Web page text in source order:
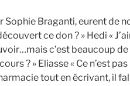
Sophie Braganti, eurent de
ce don ? » Hedi «
c’est beaucoup
? » Eliasse « Ce n’est pas
tout en écrivant, il